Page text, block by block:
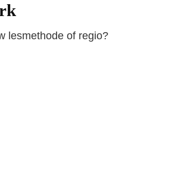
lesmethode of regio?